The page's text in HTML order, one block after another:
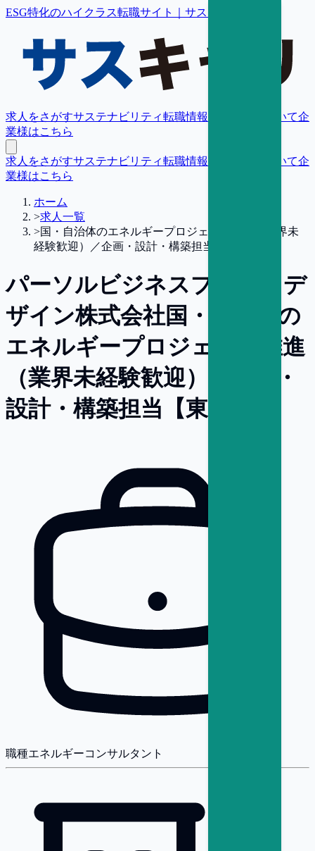
ESG特化のハイクラス転職サイト｜サスキャリ
求人をさがすサステナビリティ転職情報 転職支援について企
業様はこちら
求人をさがすサステナビリティ転職情報 転職支援について企
業様はこちら
ホーム
>求人一覧
>国・自治体のエネルギープロジェクト推進（業界未
経験歓迎）／企画・設計・構築担当【東京】
パーソルビジネスプロセスデ
ザイン株式会社国・自治体の
エネルギープロジェクト推進
（業界未経験歓迎）／企画・
設計・構築担当【東京】
職種エネルギーコンサルタント